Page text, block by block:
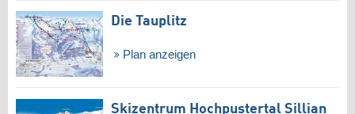
Die Tauplitz
Plan anzeigen
Skizentrum Hochpustertal Sillian